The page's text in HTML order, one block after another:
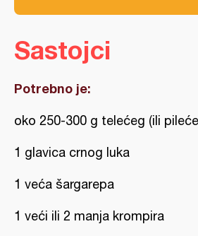
Sastojci
Potrebno je:
oko 250-300 g telećeg (ili
1 glavica crnog luka
1 veća šargarepa
1 veći ili 2 manja krompira